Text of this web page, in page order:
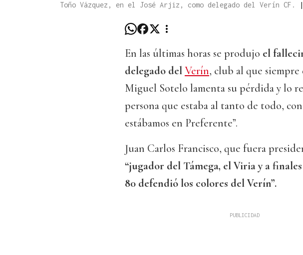
Toño Vázquez, en el José Arjiz, como delegado del Verín CF. |
En las últimas horas se produjo el
delegado delVerín, club al que
Miguel Sotelo lamenta su pérdida y lo
persona que estaba al tanto de todo,
estábamos en Preferente”.
Juan Carlos Francisco, que fuera
“jugador del Támega, el Viria y a
80 defendió los colores del Verín”.